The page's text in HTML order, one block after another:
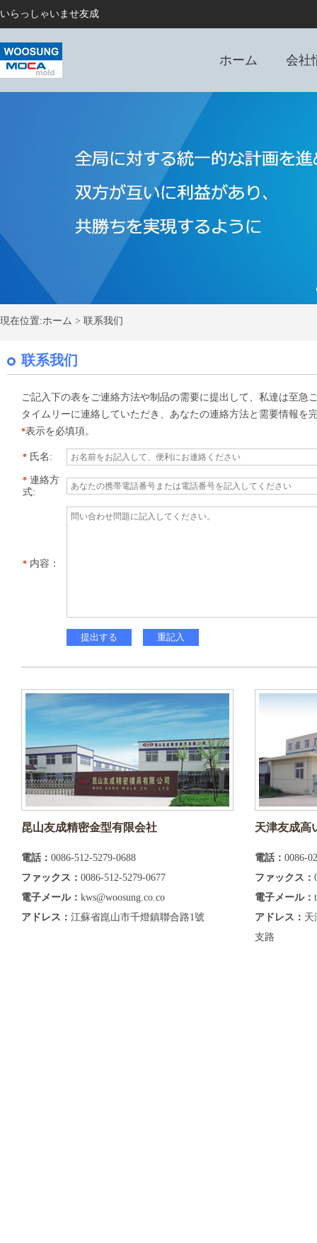
いらっしゃいませ友成
ホーム 会社
現在位置:ホーム > 联系我们
联系我们
ご記入下の表をご連絡方法や制品の需要に提出して、私達は至急
タイムリーに連絡していただき、あなたの連絡方法と需要情報を
*表示を必填項。
* 氏名:
* 連絡方
式:
* 内容：
昆山友成精密金型有限会社
電話： 0086-512-5279-0688
ファックス： 0086-512-5279-0677
電子メール： kws@woosung.co.co
アドレス： 江蘇省崑山市千燈鎮聯合路1號
天津友成高
電話： 0086-
ファックス：
電子メール：
アドレス： 天
支路